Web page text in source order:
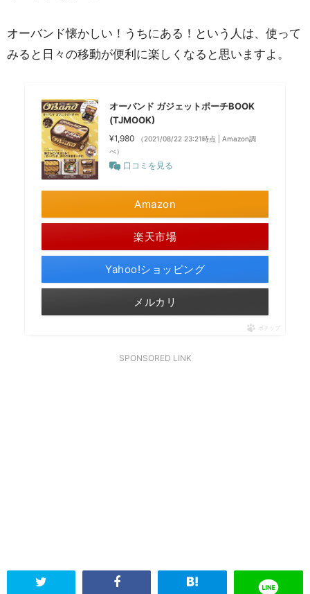
オーバンド懐かしい！うちにある！という人は、使って
みると日々の移動が便利に楽しくなると思いますよ。
オーバンド ガジェットポーチBOOK
(TJMOOK)
¥1,980
（2021/08/22 23:21時点 | Amazon調
べ）
口コミを見る
Amazon
楽天市場
Yahoo!ショッピング
メルカリ
ポチップ
SPONSORED LINK